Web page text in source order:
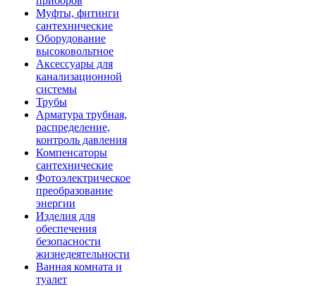
Муфты, фитинги
сантехнические
Оборудование
высоковольтное
Аксессуары для
канализационной
системы
Трубы
Арматура трубная,
распределение,
контроль давления
Компенсаторы
сантехнические
Фотоэлектрическое
преобразование
энергии
Изделия для
обеспечения
безопасности
жизнедеятельности
Ванная комната и
туалет